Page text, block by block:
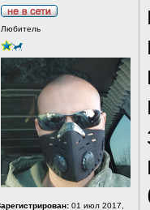
Любитель
01 июл 2017,